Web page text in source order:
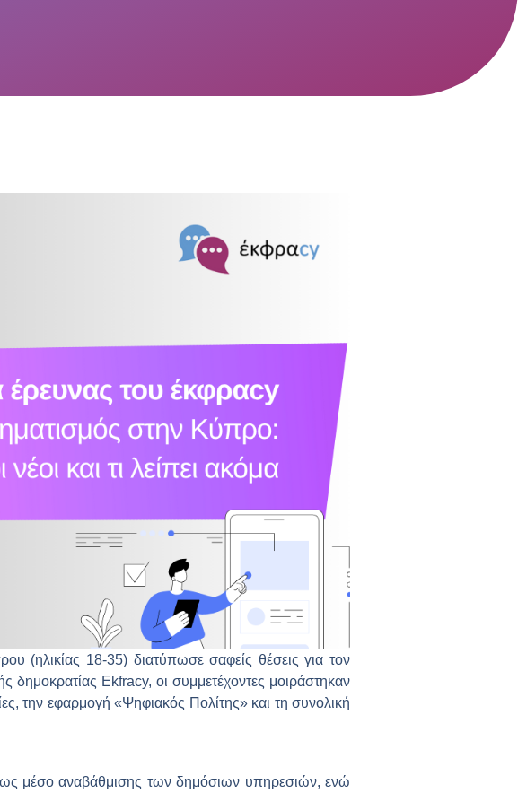
(ηλικίας 18-35) διατύπωσε σαφείς θέσεις για τον
Ekfracy, οι συμμετέχοντες μοιράστηκαν
την εφαρμογή «Ψηφιακός Πολίτης» και τη συνολική
ως μέσο αναβάθμισης των δημόσιων υπηρεσιών, ενώ